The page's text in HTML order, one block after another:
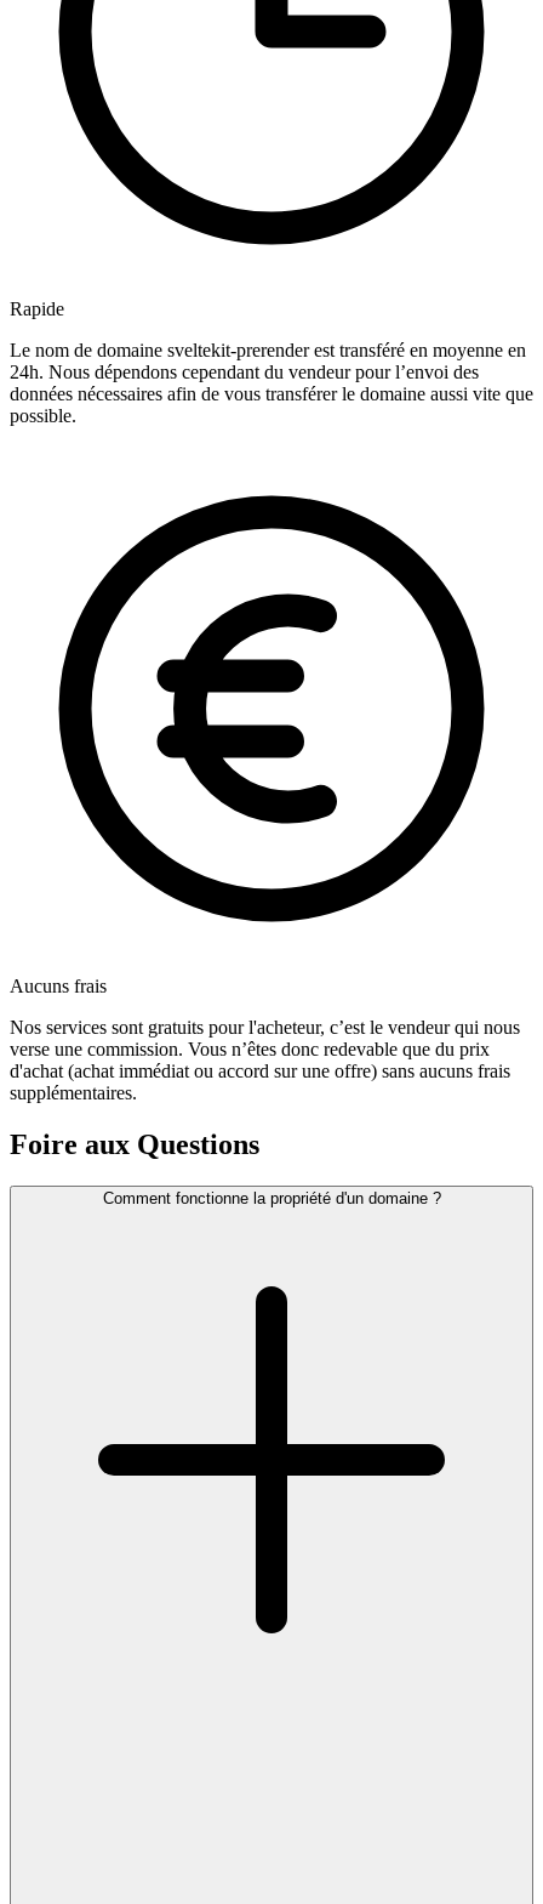
Rapide
Le nom de domaine sveltekit-prerender est transféré en moyenne en
24h. Nous dépendons cependant du vendeur pour l’envoi des
données nécessaires afin de vous transférer le domaine aussi vite que
possible.
Aucuns frais
Nos services sont gratuits pour l'acheteur, c’est le vendeur qui nous
verse une commission. Vous n’êtes donc redevable que du prix
d'achat (achat immédiat ou accord sur une offre) sans aucuns frais
supplémentaires.
Foire aux Questions
Comment fonctionne la propriété d'un domaine ?